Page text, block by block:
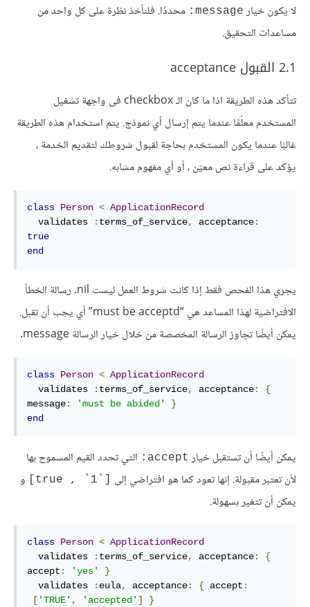
لا يكون خيار message:
محددًا. فلنأخذ نظرة على كل واحد من
مساعدات التحقيق.
2.1 القبول acceptance
تتأكد هذه الطريقة اذا ما كان الـ checkbox فى واجهة تشغيل
المستخدم معلّمًا عندما يتم إرسال أي نموذج. يتم استخدام هذه الطريقة
غالبًا عندما يكون المستخدم بحاجة لقبول شروطك لتقديم الخدمة ،
يؤكد على قراءة نص معيّن ، أو أي مفهوم مشابه.
class Person < ApplicationRecord
  validates
: terms_of_service, acceptance:
true
end
يجري هذا الفحص فقط إذا كانت شروط العمل ليست nil. رسالة الخطأ
الافتراضية لهذا المساعد هي “must be acceptd” أي يجب أن تقبل.
يمكن أيضًا تجاوز الرسالة المخصصة من خلال خيار الرسالة message.
class Person < ApplicationRecord
  validates
: terms_of_service, acceptance:
{
message: 'must be abided'
}
end
يمكن أيضًا أن تستقبل خيار accept:
التي تحدد القيم المسموح بها
لأن تعتبر مقبولة. إنها تعود كما هو افتراضي إلى
[`1` , true]
و
يمكن أن تتغير بسهولة.
class Person < ApplicationRecord
validates
: terms_of_service, acceptance:
{
accept : 'yes'
}
validates
: eula, acceptance: { accept :
[ 'TRUE' , 'accepted' ]
}